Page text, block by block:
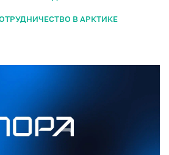
В АРКТИКЕ